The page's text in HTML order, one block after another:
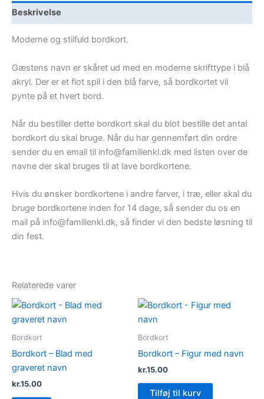
Beskrivelse
Moderne og stilfuld bordkort.
Gæstens navn er skåret ud med en moderne skrifttype i blå
akryl. Der er et flot spil i den blå farve, så bordkortet vil
pynte på et hvert bord.
Når du bestiller dette bordkort skal du blot bestille det antal
bordkort du skal bruge. Når du har gennemført din ordre
sender du en email til info@familienkl.dk med listen over de
navne der skal bruges til at lave bordkortene.
Hvis du ønsker bordkortene i andre farver, i træ, eller skal du
bruge bordkortene inden for 14 dage, så sender du os en
mail på info@familienkl.dk, så finder vi den bedste løsning til
din fest.
Relaterede varer
Bordkort
Bordkort – Blad med
graveret navn
kr.15.00
Bordkort
Bordkort – Figur med navn
kr.15.00
Tilføj til kurv